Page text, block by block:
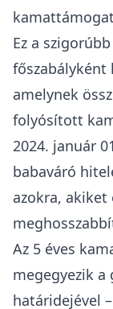
összeg, mert
szerint
időpontjában
kölcsön
megszűnése
összegét kell
Abban az